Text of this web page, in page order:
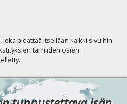
joka pidättää itsellään kaikki sivuihin
tai niiden osien